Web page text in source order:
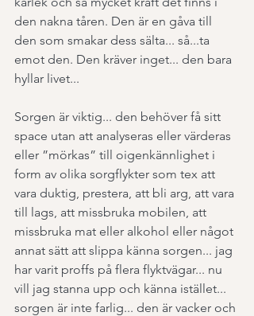
den nakna tåren. Den är en gåva till
den som smakar dess sälta... så...ta
emot den. Den kräver inget... den bara
hyllar livet...
Sorgen är viktig... den behöver få sitt
space utan att analyseras eller värderas
eller ”mörkas” till oigenkännlighet i
form av olika sorgflykter som tex att
vara duktig, prestera, att bli arg, att vara
till lags, att missbruka mobilen, att
missbruka mat eller alkohol eller något
annat sätt att slippa känna sorgen... jag
har varit proffs på flera flyktvägar... nu
vill jag stanna upp och känna istället...
sorgen är inte farlig... den är vacker och